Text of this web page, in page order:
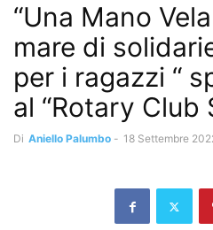
Eventi e Manifestazioni Rubriche Lo
“Una Mano
mare di
per i ragazzi “
al “Rotary Club
Di Aniello Palumbo - 18 Settembre